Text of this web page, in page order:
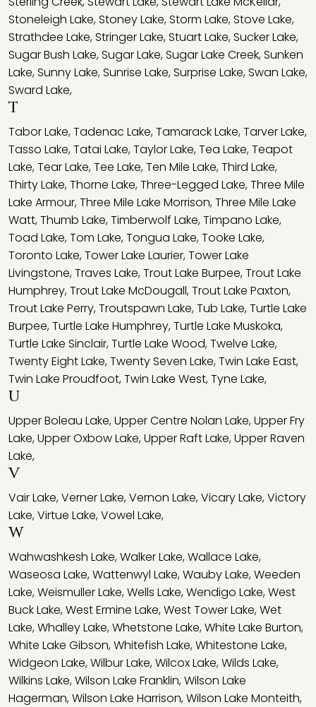
Stoneleigh Lake,Stoney Lake,Storm Lake,Stove Lake,
Strathdee Lake,Stringer Lake,Stuart Lake,Sucker Lake,
Sugar Bush Lake,Sugar Lake,Sugar Lake Creek,Sunken
Lake,Sunny Lake,Sunrise Lake,Surprise Lake,Swan Lake,
Sward Lake,
T
Tabor Lake,Tadenac Lake,Tamarack Lake,Tarver Lake,
Tasso Lake,Tatai Lake,Taylor Lake,Tea Lake,Teapot
Lake,Tear Lake,Tee Lake,Ten Mile Lake,Third Lake,
Thirty Lake,Thorne Lake,Three-Legged Lake,Three Mile
Lake Armour,Three Mile Lake Morrison,Three Mile Lake
Watt,Thumb Lake,Timberwolf Lake,Timpano Lake,
Toad Lake,Tom Lake,Tongua Lake,Tooke Lake,
Toronto Lake,Tower Lake Laurier,Tower Lake
Livingstone,Traves Lake,Trout Lake Burpee,Trout Lake
Humphrey,Trout Lake McDougall,Trout Lake Paxton,
Trout Lake Perry,Troutspawn Lake,Tub Lake,Turtle Lake
Burpee,Turtle Lake Humphrey,Turtle Lake Muskoka,
Turtle Lake Sinclair,Turtle Lake Wood,Twelve Lake,
Twenty Eight Lake,Twenty Seven Lake,Twin Lake East,
Twin Lake Proudfoot,Twin Lake West,Tyne Lake,
U
Upper Boleau Lake,Upper Centre Nolan Lake,Upper Fry
Lake,Upper Oxbow Lake,Upper Raft Lake,Upper Raven
Lake,
V
Vair Lake,Verner Lake,Vernon Lake,Vicary Lake,Victory
Lake,Virtue Lake,Vowel Lake,
W
Wahwashkesh Lake,Walker Lake,Wallace Lake,
Waseosa Lake,Wattenwyl Lake,Wauby Lake,Weeden
Lake,Weismuller Lake,Wells Lake,Wendigo Lake,West
Buck Lake,West Ermine Lake,West Tower Lake,Wet
Lake,Whalley Lake,Whetstone Lake,White Lake Burton,
White Lake Gibson,Whitefish Lake,Whitestone Lake,
Widgeon Lake,Wilbur Lake,Wilcox Lake,Wilds Lake,
Wilkins Lake,Wilson Lake Franklin,Wilson Lake
Hagerman,Wilson Lake Harrison,Wilson Lake Monteith,